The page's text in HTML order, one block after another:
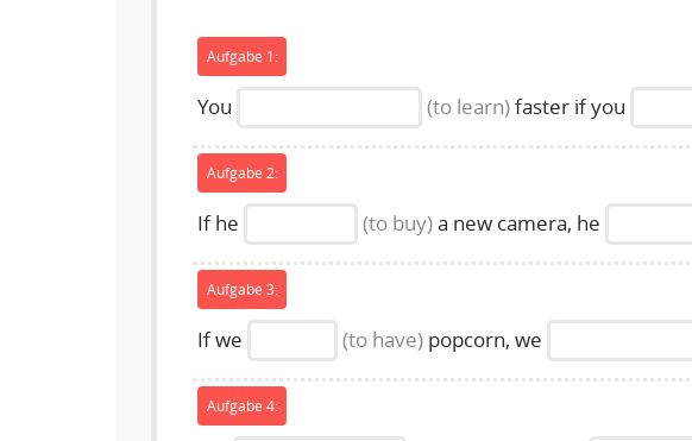
Aufgabe 1:
You (to learn)faster if you
Aufgabe 2:
If he (to buy)a new camera, he
Aufgabe 3:
If we (to have) popcorn, we
Aufgabe 4: